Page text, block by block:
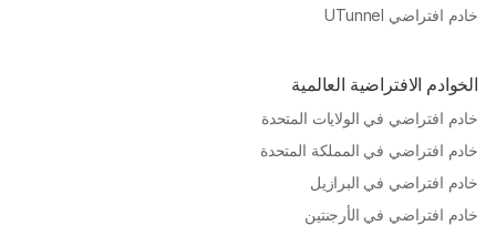
خادم افتراضي UTunnel
الخوادم الافتراضية العالمية
خادم افتراضي في الولايات المتحدة
خادم افتراضي في المملكة المتحدة
خادم افتراضي في البرازيل
خادم افتراضي في الأرجنتين